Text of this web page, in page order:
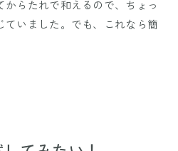
からたれで和えるので、ちょっ
ていました。でも、これなら簡